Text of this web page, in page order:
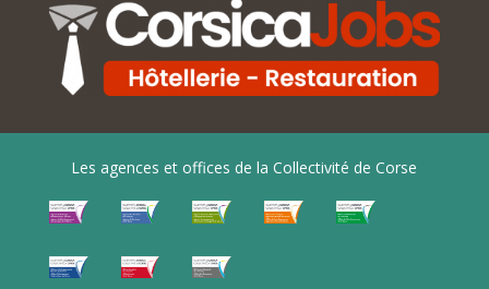
Les agences et offices de la Collectivité de Corse